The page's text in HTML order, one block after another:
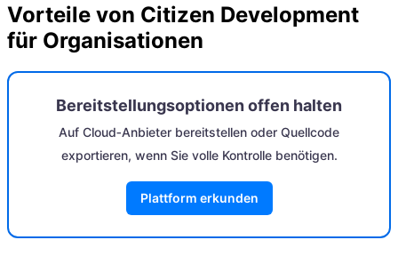
Vorteile von Citizen Development
für Organisationen
Bereitstellungsoptionen offen halten
Auf Cloud‑Anbieter bereitstellen oder Quellcode
exportieren, wenn Sie volle Kontrolle benötigen.
Plattform erkunden